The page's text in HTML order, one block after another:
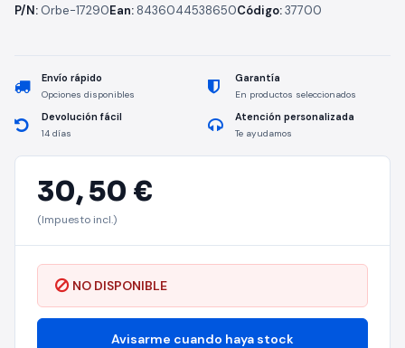
P/N: Orbe-17290Ean: 8436044538650Código:37700
Envío rápido
Opciones disponibles
Garantía
En productos seleccionados
Devolución fácil
14 días
Atención personalizada
Te ayudamos
30,50 €
(Impuesto incl.)
NO DISPONIBLE
Avisarme cuando haya stock